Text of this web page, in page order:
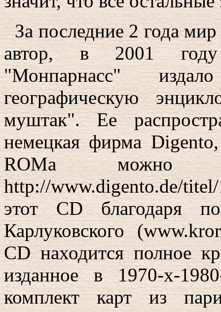
За последние 2 года
автор, в 2001 году
"Монпарнасс"
географическую
муштак". Ее
немецкая фирма
ROMа можно
http://www.digento.de/
этот CD благодаря
Карлуковского
CD находится полное
изданное в 1970-х-
комплект карт из